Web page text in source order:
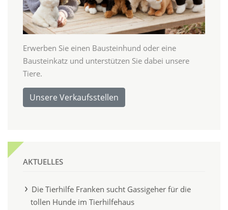
Erwerben Sie einen Bausteinhund oder eine
Bausteinkatz und unterstützen Sie dabei unsere
Tiere.
Unsere Verkaufsstellen
AKTUELLES
Die Tierhilfe Franken sucht Gassigeher für die
tollen Hunde im Tierhilfehaus